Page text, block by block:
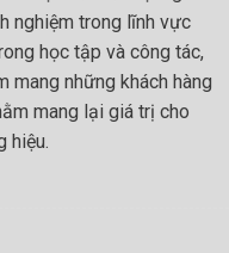
nghiệm trong lĩnh vực
học tập và công tác,
mang những khách hàng
mang lại giá trị cho
hiệu.